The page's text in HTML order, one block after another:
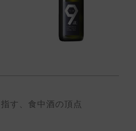
す、食中酒の頂点